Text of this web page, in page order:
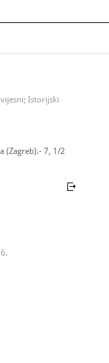
Istorijski
(Zagreb).- 7, 1/2